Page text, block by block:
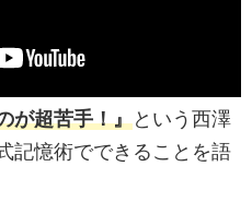
が超苦手！』という西澤
記憶術でできることを語